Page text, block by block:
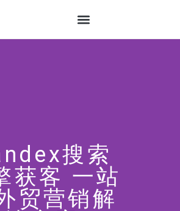
搜索
获客 一站
贸营销解